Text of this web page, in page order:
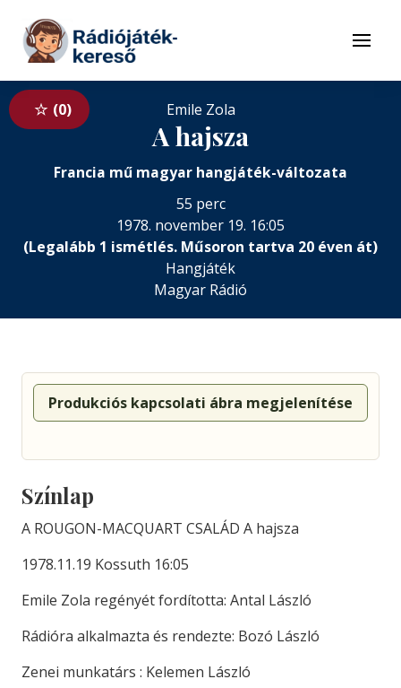
Tovább a tartalomhoz
Menü
0 Emile Zola
A hajsza
Francia mű magyar hangjáték-változata
55 perc
1978. november 19. 16:05
(Legalább 1 ismétlés. Műsoron tartva 20 éven át)
Hangjáték
Magyar Rádió
Produkciós kapcsolati ábra megjelenítése
Színlap
A ROUGON-MACQUART CSALÁD A hajsza
1978.11.19 Kossuth 16:05
Emile Zola regényét fordította: Antal László
Rádióra alkalmazta és rendezte: Bozó László
Zenei munkatárs : Kelemen László